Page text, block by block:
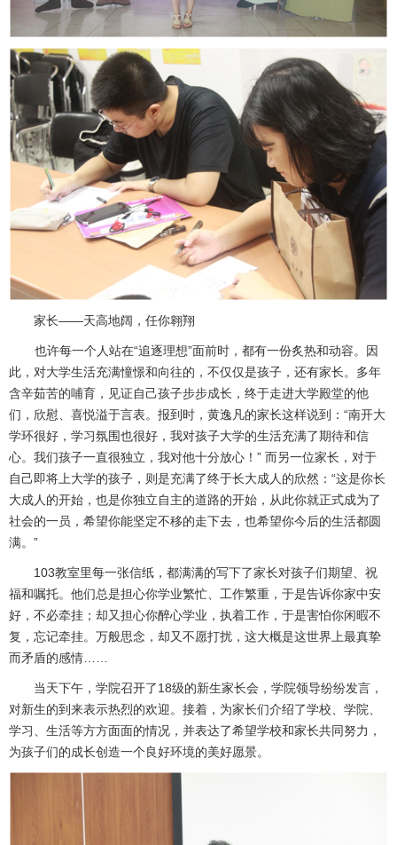
家长——天高地阔，任你翱翔
也许每一个人站在“追逐理想”面前时，都有一份炙热和动容。因
此，对大学生活充满憧憬和向往的，不仅仅是孩子，还有家长。多年
含辛茹苦的哺育，见证自己孩子步步成长，终于走进大学殿堂的他
们，欣慰、喜悦溢于言表。报到时，黄逸凡的家长这样说到：“南开大
学环很好，学习氛围也很好，我对孩子大学的生活充满了期待和信
心。我们孩子一直很独立，我对他十分放心！” 而另一位家长，对于
自己即将上大学的孩子，则是充满了终于长大成人的欣然：“这是你长
大成人的开始，也是你独立自主的道路的开始，从此你就正式成为了
社会的一员，希望你能坚定不移的走下去，也希望你今后的生活都圆
满。”
103教室里每一张信纸，都满满的写下了家长对孩子们期望、祝
福和嘱托。他们总是担心你学业繁忙、工作繁重，于是告诉你家中安
好，不必牵挂；却又担心你醉心学业，执着工作，于是害怕你闲暇不
复，忘记牵挂。万般思念，却又不愿打扰，这大概是这世界上最真挚
而矛盾的感情……
当天下午，学院召开了18级的新生家长会，学院领导纷纷发言，
对新生的到来表示热烈的欢迎。接着，为家长们介绍了学校、学院、
学习、生活等方方面面的情况，并表达了希望学校和家长共同努力，
为孩子们的成长创造一个良好环境的美好愿景。